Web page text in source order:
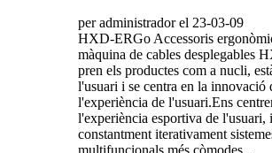
per administrador el 23-03-09
HXD-ERGo Accessoris
màquina de cables desplegables
pren els productes com a nucli,
l'usuari i se centra en la innovació
l'experiència de l'usuari.Ens
l'experiència esportiva de l'usuari,
constantment iterativament
multifuncionals més còmodes...